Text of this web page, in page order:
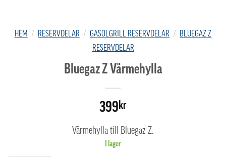
HEM / RESERVDELAR / GASOLGRILL RESERVDELAR / BLUEGAZ Z
RESERVDELAR
Bluegaz Z Värmehylla
399kr
Värmehylla till Bluegaz Z.
I lager